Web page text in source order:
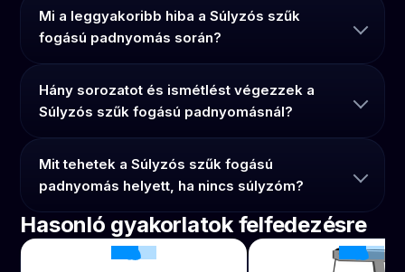
Mi a leggyakoribb hiba a Súlyzós szűk
fogású padnyomás során?
Hány sorozatot és ismétlést végezzek a
Súlyzós szűk fogású padnyomásnál?
Mit tehetek a Súlyzós szűk fogású
padnyomás helyett, ha nincs súlyzóm?
Hasonló gyakorlatok felfedezésre